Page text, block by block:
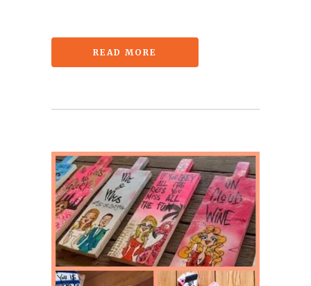
READ MORE